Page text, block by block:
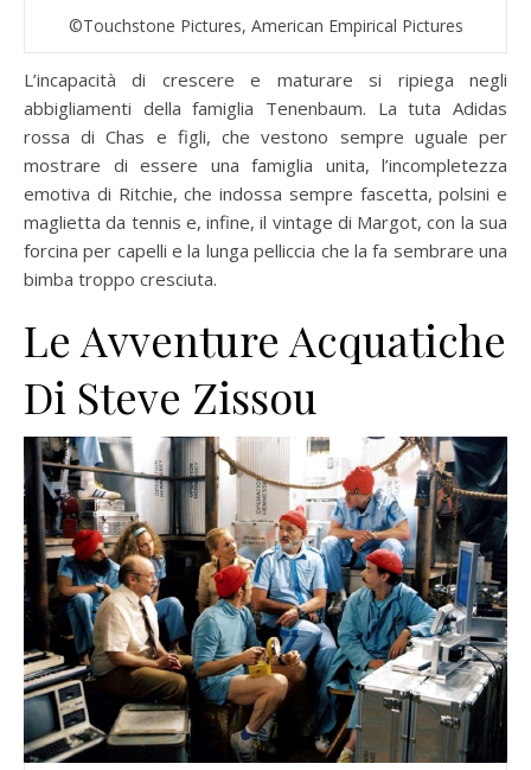
©Touchstone Pictures, American Empirical Pictures
L’incapacità di crescere e maturare si ripiega negli
abbigliamenti della famiglia Tenenbaum. La tuta Adidas
rossa di Chas e figli, che vestono sempre uguale per
mostrare di essere una famiglia unita, l’incompletezza
emotiva di Ritchie, che indossa sempre fascetta, polsini e
maglietta da tennis e, infine, il vintage di Margot, con la sua
forcina per capelli e la lunga pelliccia che la fa sembrare una
bimba troppo cresciuta.
Le Avventure Acquatiche
Di Steve Zissou